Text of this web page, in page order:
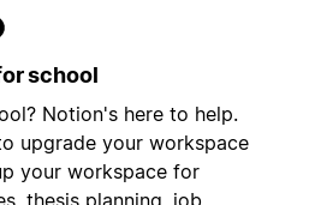
school
Notion's here to help.
upgrade your workspace
your workspace for